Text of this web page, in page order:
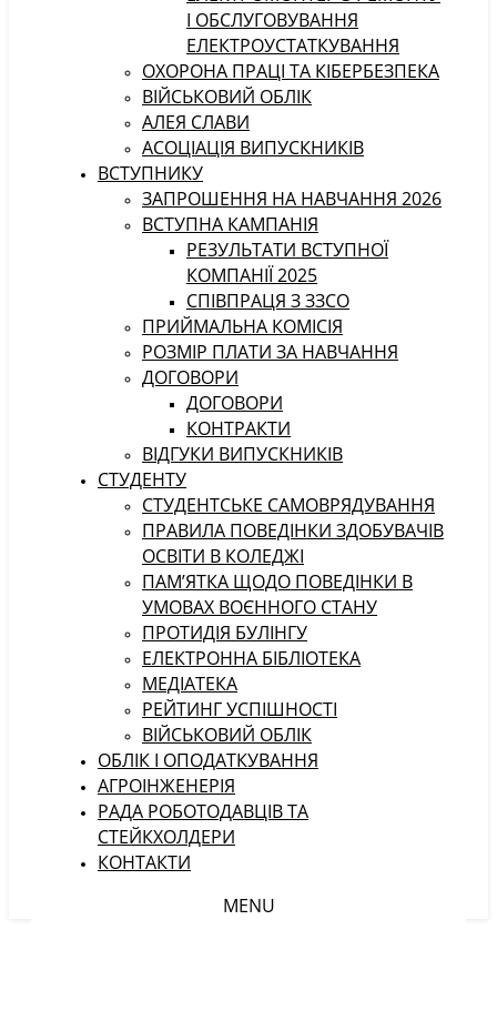
І ОБСЛУГОВУВАННЯ
ЕЛЕКТРОУСТАТКУВАННЯ
ОХОРОНА ПРАЦІ ТА КІБЕРБЕЗПЕКА
ВІЙСЬКОВИЙ ОБЛІК
АЛЕЯ СЛАВИ
АСОЦІАЦІЯ ВИПУСКНИКІВ
ВСТУПНИКУ
ЗАПРОШЕННЯ НА НАВЧАННЯ 2026
ВСТУПНА КАМПАНІЯ
РЕЗУЛЬТАТИ ВСТУПНОЇ
КОМПАНІЇ 2025
СПІВПРАЦЯ З ЗЗСО
ПРИЙМАЛЬНА КОМІСІЯ
РОЗМІР ПЛАТИ ЗА НАВЧАННЯ
ДОГОВОРИ
ДОГОВОРИ
КОНТРАКТИ
ВІДГУКИ ВИПУСКНИКІВ
СТУДЕНТУ
CТУДЕНТСЬКЕ САМОВРЯДУВАННЯ
ПРАВИЛА ПОВЕДІНКИ ЗДОБУВАЧІВ
ОСВІТИ В КОЛЕДЖІ
ПАМ’ЯТКА ЩОДО ПОВЕДІНКИ В
УМОВАХ ВОЄННОГО СТАНУ
ПРОТИДІЯ БУЛІНГУ
ЕЛЕКТРОННА БІБЛІОТЕКА
МЕДІАТЕКА
РЕЙТИНГ УСПІШНОСТІ
ВІЙСЬКОВИЙ ОБЛІК
ОБЛІК І ОПОДАТКУВАННЯ
АГРОІНЖЕНЕРІЯ
РАДА РОБОТОДАВЦІВ ТА
СТЕЙКХОЛДЕРИ
КОНТАКТИ
MENU